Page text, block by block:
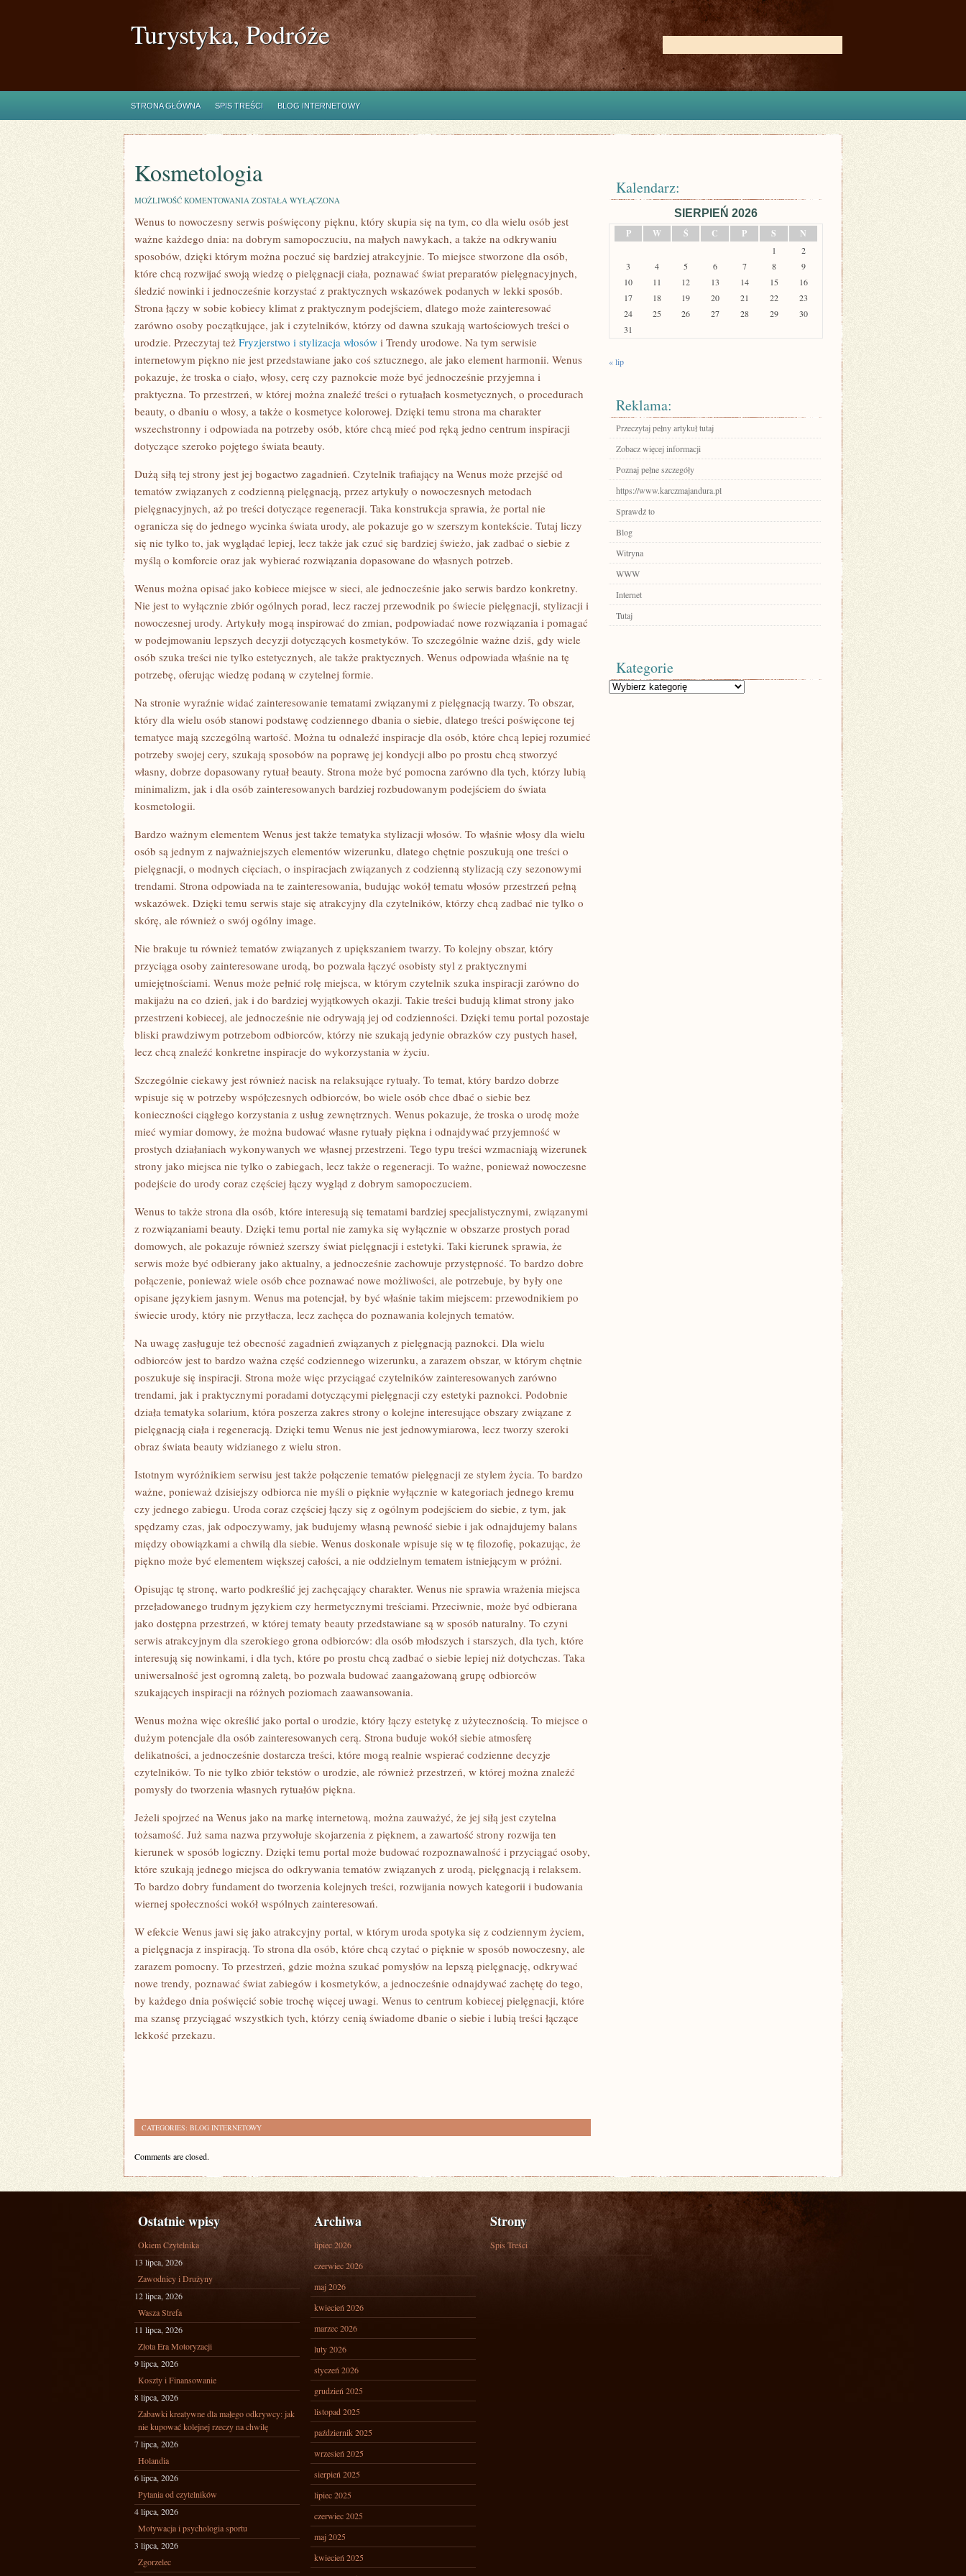
Turystyka, Podróże
STRONA GŁÓWNA SPIS TREŚCI BLOG INTERNETOWY
Kosmetologia
MOŻLIWOŚĆ KOMENTOWANIA KOSMETOLOGIA
ZOSTAŁA WYŁĄCZONA
Wenus to nowoczesny serwis poświęcony pięknu, który skupia się na tym, co dla wielu osób jest
ważne każdego dnia: na dobrym samopoczuciu, na małych nawykach, a także na odkrywaniu
sposobów, dzięki którym można poczuć się bardziej atrakcyjnie. To miejsce stworzone dla osób,
które chcą rozwijać swoją wiedzę o pielęgnacji ciała, poznawać świat preparatów pielęgnacyjnych,
śledzić nowinki i jednocześnie korzystać z praktycznych wskazówek podanych w lekki sposób.
Strona łączy w sobie kobiecy klimat z praktycznym podejściem, dlatego może zainteresować
zarówno osoby początkujące, jak i czytelników, którzy od dawna szukają wartościowych treści o
urodzie. Przeczytaj też Fryzjerstwo i stylizacja włosów i Trendy urodowe. Na tym serwisie
internetowym piękno nie jest przedstawiane jako coś sztucznego, ale jako element harmonii. Wenus
pokazuje, że troska o ciało, włosy, cerę czy paznokcie może być jednocześnie przyjemna i
praktyczna. To przestrzeń, w której można znaleźć treści o rytuałach kosmetycznych, o procedurach
beauty, o dbaniu o włosy, a także o kosmetyce kolorowej. Dzięki temu strona ma charakter
wszechstronny i odpowiada na potrzeby osób, które chcą mieć pod ręką jedno centrum inspiracji
dotyczące szeroko pojętego świata beauty.
Dużą siłą tej strony jest jej bogactwo zagadnień. Czytelnik trafiający na Wenus może przejść od
tematów związanych z codzienną pielęgnacją, przez artykuły o nowoczesnych metodach
pielęgnacyjnych, aż po treści dotyczące regeneracji. Taka konstrukcja sprawia, że portal nie
ogranicza się do jednego wycinka świata urody, ale pokazuje go w szerszym kontekście. Tutaj liczy
się nie tylko to, jak wyglądać lepiej, lecz także jak czuć się bardziej świeżo, jak zadbać o siebie z
myślą o komforcie oraz jak wybierać rozwiązania dopasowane do własnych potrzeb.
Wenus można opisać jako kobiece miejsce w sieci, ale jednocześnie jako serwis bardzo konkretny.
Nie jest to wyłącznie zbiór ogólnych porad, lecz raczej przewodnik po świecie pielęgnacji, stylizacji i
nowoczesnej urody. Artykuły mogą inspirować do zmian, podpowiadać nowe rozwiązania i pomagać
w podejmowaniu lepszych decyzji dotyczących kosmetyków. To szczególnie ważne dziś, gdy wiele
osób szuka treści nie tylko estetycznych, ale także praktycznych. Wenus odpowiada właśnie na tę
potrzebę, oferując wiedzę podaną w czytelnej formie.
Na stronie wyraźnie widać zainteresowanie tematami związanymi z pielęgnacją twarzy. To obszar,
który dla wielu osób stanowi podstawę codziennego dbania o siebie, dlatego treści poświęcone tej
tematyce mają szczególną wartość. Można tu odnaleźć inspiracje dla osób, które chcą lepiej rozumieć
potrzeby swojej cery, szukają sposobów na poprawę jej kondycji albo po prostu chcą stworzyć
własny, dobrze dopasowany rytuał beauty. Strona może być pomocna zarówno dla tych, którzy lubią
minimalizm, jak i dla osób zainteresowanych bardziej rozbudowanym podejściem do świata
kosmetologii.
Bardzo ważnym elementem Wenus jest także tematyka stylizacji włosów. To właśnie włosy dla wielu
osób są jednym z najważniejszych elementów wizerunku, dlatego chętnie poszukują one treści o
pielęgnacji, o modnych cięciach, o inspiracjach związanych z codzienną stylizacją czy sezonowymi
trendami. Strona odpowiada na te zainteresowania, budując wokół tematu włosów przestrzeń pełną
wskazówek. Dzięki temu serwis staje się atrakcyjny dla czytelników, którzy chcą zadbać nie tylko o
skórę, ale również o swój ogólny image.
Nie brakuje tu również tematów związanych z upiększaniem twarzy. To kolejny obszar, który
przyciąga osoby zainteresowane urodą, bo pozwala łączyć osobisty styl z praktycznymi
umiejętnościami. Wenus może pełnić rolę miejsca, w którym czytelnik szuka inspiracji zarówno do
makijażu na co dzień, jak i do bardziej wyjątkowych okazji. Takie treści budują klimat strony jako
przestrzeni kobiecej, ale jednocześnie nie odrywają jej od codzienności. Dzięki temu portal pozostaje
bliski prawdziwym potrzebom odbiorców, którzy nie szukają jedynie obrazków czy pustych haseł,
lecz chcą znaleźć konkretne inspiracje do wykorzystania w życiu.
Szczególnie ciekawy jest również nacisk na relaksujące rytuały. To temat, który bardzo dobrze
wpisuje się w potrzeby współczesnych odbiorców, bo wiele osób chce dbać o siebie bez
konieczności ciągłego korzystania z usług zewnętrznych. Wenus pokazuje, że troska o urodę może
mieć wymiar domowy, że można budować własne rytuały piękna i odnajdywać przyjemność w
prostych działaniach wykonywanych we własnej przestrzeni. Tego typu treści wzmacniają wizerunek
strony jako miejsca nie tylko o zabiegach, lecz także o regeneracji. To ważne, ponieważ nowoczesne
podejście do urody coraz częściej łączy wygląd z dobrym samopoczuciem.
Wenus to także strona dla osób, które interesują się tematami bardziej specjalistycznymi, związanymi
z rozwiązaniami beauty. Dzięki temu portal nie zamyka się wyłącznie w obszarze prostych porad
domowych, ale pokazuje również szerszy świat pielęgnacji i estetyki. Taki kierunek sprawia, że
serwis może być odbierany jako aktualny, a jednocześnie zachowuje przystępność. To bardzo dobre
połączenie, ponieważ wiele osób chce poznawać nowe możliwości, ale potrzebuje, by były one
opisane językiem jasnym. Wenus ma potencjał, by być właśnie takim miejscem: przewodnikiem po
świecie urody, który nie przytłacza, lecz zachęca do poznawania kolejnych tematów.
Na uwagę zasługuje też obecność zagadnień związanych z pielęgnacją paznokci. Dla wielu
odbiorców jest to bardzo ważna część codziennego wizerunku, a zarazem obszar, w którym chętnie
poszukuje się inspiracji. Strona może więc przyciągać czytelników zainteresowanych zarówno
trendami, jak i praktycznymi poradami dotyczącymi pielęgnacji czy estetyki paznokci. Podobnie
działa tematyka solarium, która poszerza zakres strony o kolejne interesujące obszary związane z
pielęgnacją ciała i regeneracją. Dzięki temu Wenus nie jest jednowymiarowa, lecz tworzy szeroki
obraz świata beauty widzianego z wielu stron.
Istotnym wyróżnikiem serwisu jest także połączenie tematów pielęgnacji ze stylem życia. To bardzo
ważne, ponieważ dzisiejszy odbiorca nie myśli o pięknie wyłącznie w kategoriach jednego kremu
czy jednego zabiegu. Uroda coraz częściej łączy się z ogólnym podejściem do siebie, z tym, jak
spędzamy czas, jak odpoczywamy, jak budujemy własną pewność siebie i jak odnajdujemy balans
między obowiązkami a chwilą dla siebie. Wenus doskonale wpisuje się w tę filozofię, pokazując, że
piękno może być elementem większej całości, a nie oddzielnym tematem istniejącym w próżni.
Opisując tę stronę, warto podkreślić jej zachęcający charakter. Wenus nie sprawia wrażenia miejsca
przeładowanego trudnym językiem czy hermetycznymi treściami. Przeciwnie, może być odbierana
jako dostępna przestrzeń, w której tematy beauty przedstawiane są w sposób naturalny. To czyni
serwis atrakcyjnym dla szerokiego grona odbiorców: dla osób młodszych i starszych, dla tych, które
interesują się nowinkami, i dla tych, które po prostu chcą zadbać o siebie lepiej niż dotychczas. Taka
uniwersalność jest ogromną zaletą, bo pozwala budować zaangażowaną grupę odbiorców
szukających inspiracji na różnych poziomach zaawansowania.
Wenus można więc określić jako portal o urodzie, który łączy estetykę z użytecznością. To miejsce o
dużym potencjale dla osób zainteresowanych cerą. Strona buduje wokół siebie atmosferę
delikatności, a jednocześnie dostarcza treści, które mogą realnie wspierać codzienne decyzje
czytelników. To nie tylko zbiór tekstów o urodzie, ale również przestrzeń, w której można znaleźć
pomysły do tworzenia własnych rytuałów piękna.
Jeżeli spojrzeć na Wenus jako na markę internetową, można zauważyć, że jej siłą jest czytelna
tożsamość. Już sama nazwa przywołuje skojarzenia z pięknem, a zawartość strony rozwija ten
kierunek w sposób logiczny. Dzięki temu portal może budować rozpoznawalność i przyciągać osoby,
które szukają jednego miejsca do odkrywania tematów związanych z urodą, pielęgnacją i relaksem.
To bardzo dobry fundament do tworzenia kolejnych treści, rozwijania nowych kategorii i budowania
wiernej społeczności wokół wspólnych zainteresowań.
W efekcie Wenus jawi się jako atrakcyjny portal, w którym uroda spotyka się z codziennym życiem,
a pielęgnacja z inspiracją. To strona dla osób, które chcą czytać o pięknie w sposób nowoczesny, ale
zarazem pomocny. To przestrzeń, gdzie można szukać pomysłów na lepszą pielęgnację, odkrywać
nowe trendy, poznawać świat zabiegów i kosmetyków, a jednocześnie odnajdywać zachętę do tego,
by każdego dnia poświęcić sobie trochę więcej uwagi. Wenus to centrum kobiecej pielęgnacji, które
ma szansę przyciągać wszystkich tych, którzy cenią świadome dbanie o siebie i lubią treści łączące
lekkość przekazu.
CATEGORIES: BLOG INTERNETOWY
Comments are closed.
Kalendarz:
SIERPIEŃ 2026
P
W Ś C P S N
1
2
3
4 5 6 7 8
9
10
11 12 13 14 15
16
17
18 19 20 21 22
23
24
25 26 27 28 29
30
31
« lip
Reklama:
Przeczytaj pełny artykuł tutaj
Zobacz więcej informacji
Poznaj pełne szczegóły
https://www.karczmajandura.pl
Sprawdź to
Blog
Witryna
WWW
Internet
Tutaj
Kategorie
Kategorie
Ostatnie wpisy
Okiem Czytelnika
13 lipca, 2026
Zawodnicy i Drużyny
12 lipca, 2026
Wasza Strefa
11 lipca, 2026
Złota Era Motoryzacji
9 lipca, 2026
Koszty i Finansowanie
8 lipca, 2026
Zabawki kreatywne dla małego odkrywcy: jak
nie kupować kolejnej rzeczy na chwilę
7 lipca, 2026
Holandia
6 lipca, 2026
Pytania od czytelników
4 lipca, 2026
Motywacja i psychologia sportu
3 lipca, 2026
Zgorzelec
Archiwa
lipiec 2026
czerwiec 2026
maj 2026
kwiecień 2026
marzec 2026
luty 2026
styczeń 2026
grudzień 2025
listopad 2025
październik 2025
wrzesień 2025
sierpień 2025
lipiec 2025
czerwiec 2025
maj 2025
kwiecień 2025
Strony
Spis Treści